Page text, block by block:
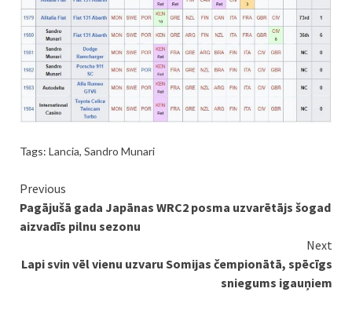
Tags: Lancia, Sandro Munari
Continue
Reading
Previous
Pagājušā gada Japānas WRC2 posma uzvarētājs šogad
aizvadīs pilnu sezonu
Next
Lapi svin vēl vienu uzvaru Somijas čempionātā, spēcīgs
sniegums igauņiem